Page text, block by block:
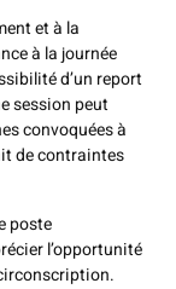
et à la
à la journée
d’un report
session peut
convoquées à
de contraintes
poste
l’opportunité